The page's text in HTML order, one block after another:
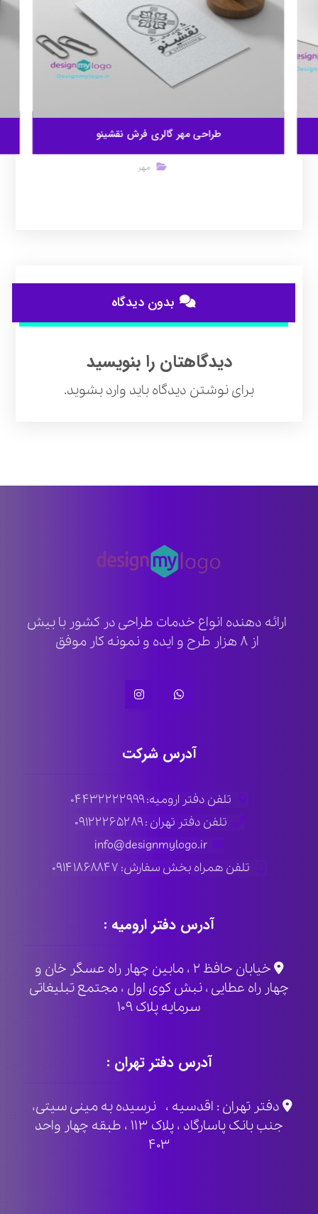
طراحی مهر گالری فرش نقشینو
مهر
بدون دیدگاه
دیدگاهتان را بنویسید
برای نوشتن دیدگاه باید وارد بشوید.
ارائه دهنده انواع خدمات طراحی در کشور با بیش
از ۸ هزار طرح و ایده و نمونه کار موفق
آدرس شرکت
تلفن دفتر ارومیه: ۰۴۴۳۲۲۲۲۹۹۹
تلفن دفتر تهران : ۰۹۱۲۲۲۶۵۲۸۹
info@designmylogo.ir
تلفن همراه بخش سفارش: ۰۹۱۴۱۸۶۸۸۴۷
آدرس دفتر ارومیه :
خیابان حافظ ۲ ، مابین چهار راه عسگر خان و
چهار راه عطایی ، نبش کوی اول ، مجتمع تبلیغاتی
سرمایه پلاک ۱۰۹
آدرس دفتر تهران :
دفتر تهران : اقدسیه ، نرسیده به مینی سیتی،
جنب بانک پاسارگاد ، پلاک ۱۱۳ ، طبقه چهار واحد
۴۰۳